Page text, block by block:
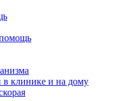
в клинике и на дому